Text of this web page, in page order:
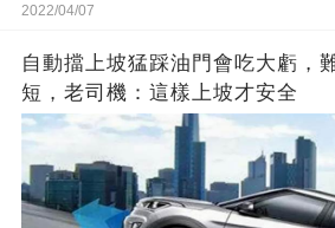
2022/04/07
自動擋上坡猛踩油門會吃大虧，
短，老司機：這樣上坡才安全